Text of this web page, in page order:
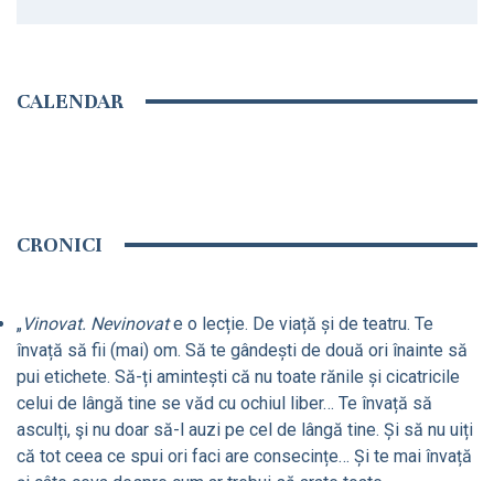
CALENDAR
CRONICI
„Vinovat. Nevinovate o lecție. De viață și de teatru. Te
învață să fii (mai) om. Să te gândești de două ori înainte să
pui etichete. Să-ți amintești că nu toate rănile și cicatricile
celui de lângă tine se văd cu ochiul liber… Te învață să
asculți, şi nu doar să-l auzi pe cel de lângă tine. Și să nu uiți
că tot ceea ce spui ori faci are consecințe… Și te mai învață